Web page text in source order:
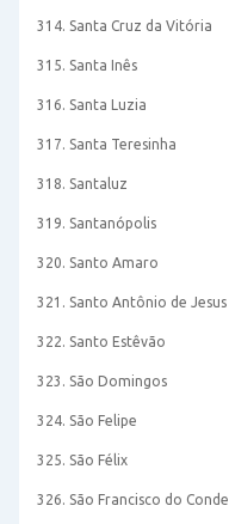
314. Santa Cruz da Vitória
315. Santa Inês
316. Santa Luzia
317. Santa Teresinha
318. Santaluz
319. Santanópolis
320. Santo Amaro
321. Santo Antônio de Jesus
322. Santo Estêvão
323. São Domingos
324. São Felipe
325. São Félix
326. São Francisco do Conde